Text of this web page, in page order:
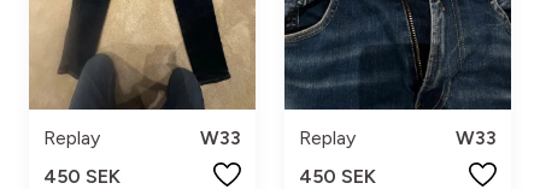
Replay
W33
450 SEK
Replay
W33
450 SEK